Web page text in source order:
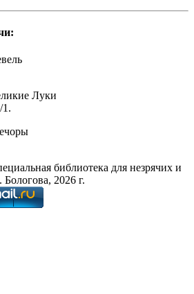
Луки
1.
библиотека для незрячих и
2026 г.